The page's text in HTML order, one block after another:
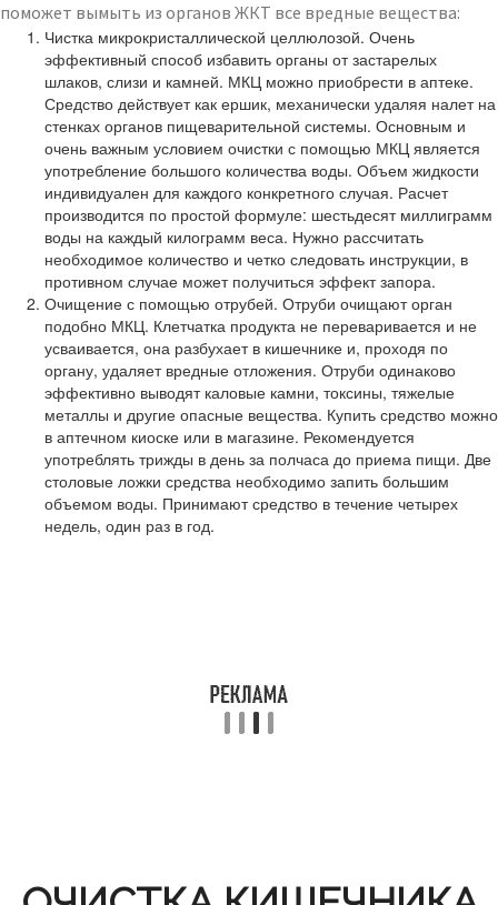
поможет вымыть из органов ЖКТ все вредные вещества:
Чистка микрокристаллической целлюлозой. Очень
эффективный способ избавить органы от застарелых
шлаков, слизи и камней. МКЦ можно приобрести в аптеке.
Средство действует как ершик, механически удаляя налет на
стенках органов пищеварительной системы. Основным и
очень важным условием очистки с помощью МКЦ является
употребление большого количества воды. Объем жидкости
индивидуален для каждого конкретного случая. Расчет
производится по простой формуле: шестьдесят миллиграмм
воды на каждый килограмм веса. Нужно рассчитать
необходимое количество и четко следовать инструкции, в
противном случае может получиться эффект запора.
Очищение с помощью отрубей. Отруби очищают орган
подобно МКЦ. Клетчатка продукта не переваривается и не
усваивается, она разбухает в кишечнике и, проходя по
органу, удаляет вредные отложения. Отруби одинаково
эффективно выводят каловые камни, токсины, тяжелые
металлы и другие опасные вещества. Купить средство можно
в аптечном киоске или в магазине. Рекомендуется
употреблять трижды в день за полчаса до приема пищи. Две
столовые ложки средства необходимо запить большим
объемом воды. Принимают средство в течение четырех
недель, один раз в год.